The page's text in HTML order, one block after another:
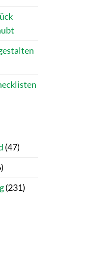
(47)
(231)